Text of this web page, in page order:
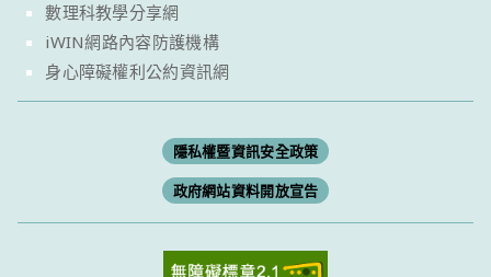
數理科教學分享網
iWIN網路內容防護機構
身心障礙權利公約資訊網
隱私權暨資訊安全政策
政府網站資料開放宣告